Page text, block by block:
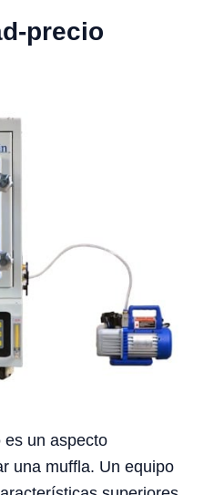
precio
es un aspecto
una muffla. Un equipo